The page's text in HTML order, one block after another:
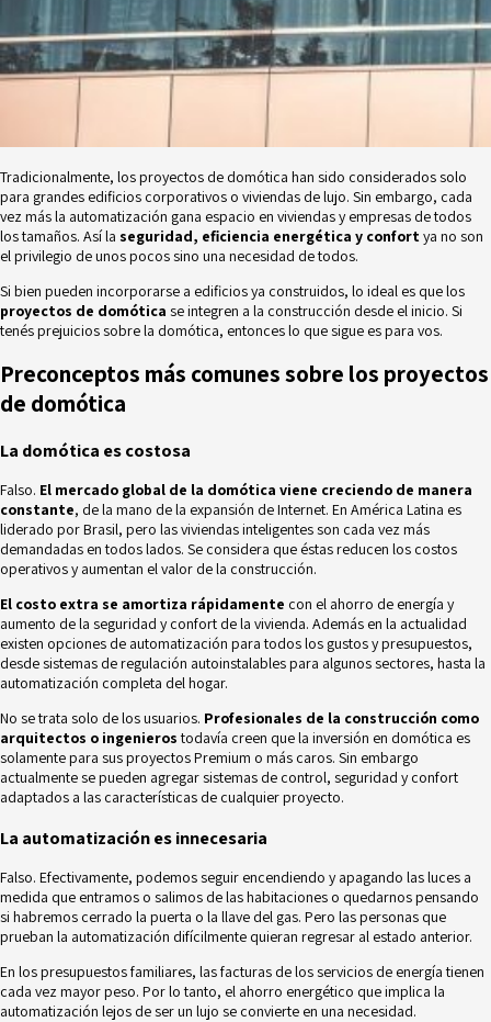
Tradicionalmente, los proyectos de domótica han sido considerados solo
para grandes edificios corporativos o viviendas de lujo. Sin embargo, cada
vez más la automatización gana espacio en viviendas y empresas de todos
los tamaños. Así la seguridad, eficiencia energética y confortya no son
el privilegio de unos pocos sino una necesidad de todos.
Si bien pueden incorporarse a edificios ya construidos, lo ideal es que los
proyectos de domótica se integren a la construcción desde el inicio. Si
tenés prejuicios sobre la domótica, entonces lo que sigue es para vos.
Preconceptos más comunes sobre los proyectos
de domótica
La domótica es costosa
Falso. El mercado global de la domótica viene creciendo de manera
constante, de la mano de la expansión de Internet. En América Latina es
liderado por Brasil, pero las viviendas inteligentes son cada vez más
demandadas en todos lados. Se considera que éstas reducen los costos
operativos y aumentan el valor de la construcción.
El costo extra se amortiza rápidamente con el ahorro de energía y
aumento de la seguridad y confort de la vivienda. Además en la actualidad
existen opciones de automatización para todos los gustos y presupuestos,
desde sistemas de regulación autoinstalables para algunos sectores, hasta la
automatización completa del hogar.
No se trata solo de los usuarios. Profesionales de la construcción como
arquitectos o ingenierostodavía creen que la inversión en domótica es
solamente para sus proyectos Premium o más caros. Sin embargo
actualmente se pueden agregar sistemas de control, seguridad y confort
adaptados a las características de cualquier proyecto.
La automatización es innecesaria
Falso. Efectivamente, podemos seguir encendiendo y apagando las luces a
medida que entramos o salimos de las habitaciones o quedarnos pensando
si habremos cerrado la puerta o la llave del gas. Pero las personas que
prueban la automatización difícilmente quieran regresar al estado anterior.
En los presupuestos familiares, las facturas de los servicios de energía tienen
cada vez mayor peso. Por lo tanto, el ahorro energético que implica la
automatización lejos de ser un lujo se convierte en una necesidad.